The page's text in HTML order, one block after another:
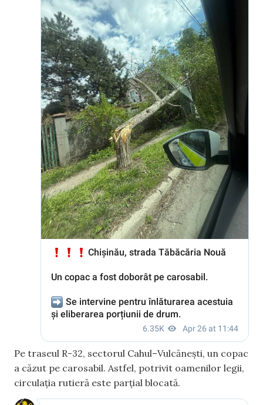
Pe traseul R-32, sectorul Cahul–Vulcănești, un copac
a căzut pe carosabil. Astfel, potrivit oamenilor legii,
circulația rutieră este parțial blocată.